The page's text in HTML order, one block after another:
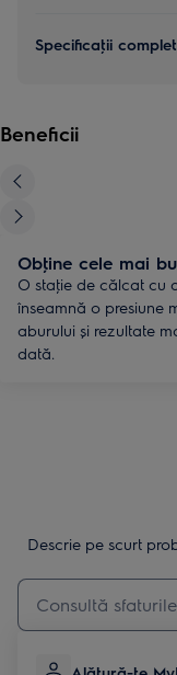
Specificaţii
Beneficii
Obţine cele mai
O staţie de călcat cu
înseamnă o presiune
aburului și rezultate
dată.
Descrie pe scurt
Type to search for